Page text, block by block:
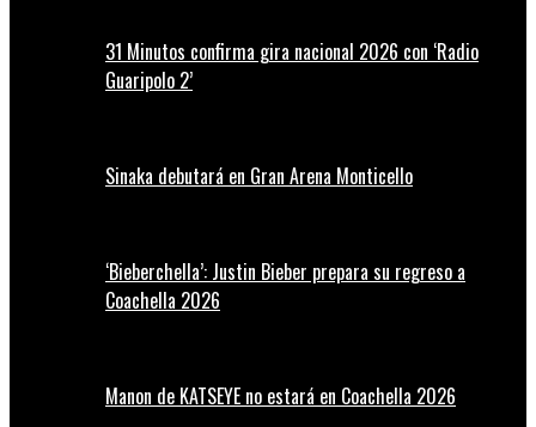
31 Minutos confirma gira nacional 2026 con ‘Radio
Guaripolo 2’
Sinaka debutará en Gran Arena Monticello
‘Bieberchella’: Justin Bieber prepara su regreso a
Coachella 2026
Manon de KATSEYE no estará en Coachella 2026